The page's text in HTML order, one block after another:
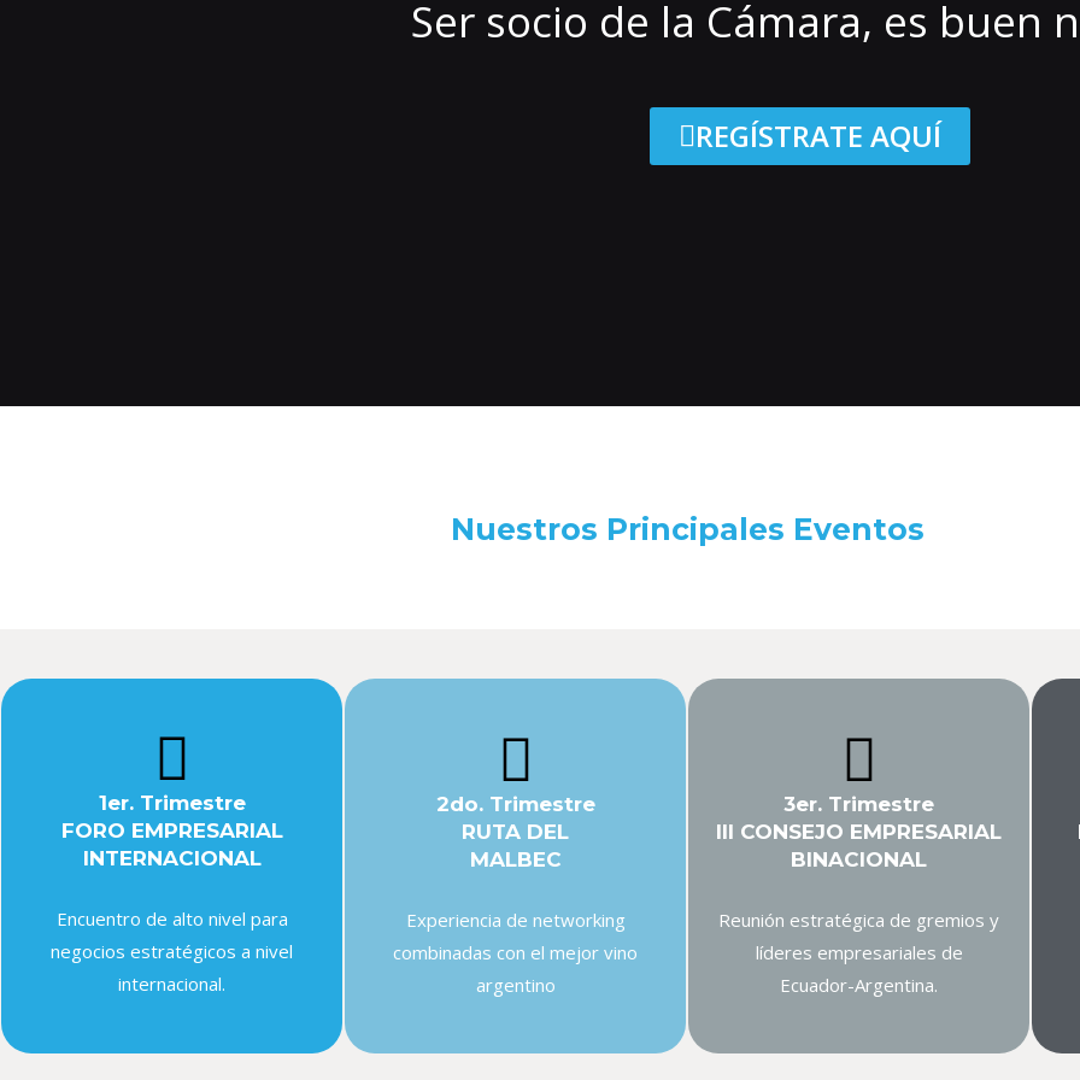
Ser socio de la Cámara, es buen
REGÍSTRATE AQUÍ
Nuestros Principales Eventos
1er. Trimestre
FORO EMPRESARIAL
INTERNACIONAL
Encuentro de alto nivel para
negocios estratégicos a nivel
internacional.
2do. Trimestre
RUTA DEL
MALBEC
Experiencia de networking
combinadas con el mejor vino
argentino
3er. Trimestre
III CONSEJO EMPRESARIAL
BINACIONAL
Reunión estratégica de gremios y
líderes empresariales de
Ecuador-Argentina.